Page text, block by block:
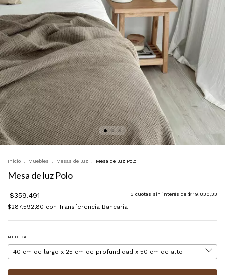
Inicio . Muebles . Mesas de luz . Mesa de luz Polo
Mesa de luz Polo
$359.491 3 cuotas sin interés de $119.830,33
$287.592,80 con Transferencia Bancaria
MEDIDA